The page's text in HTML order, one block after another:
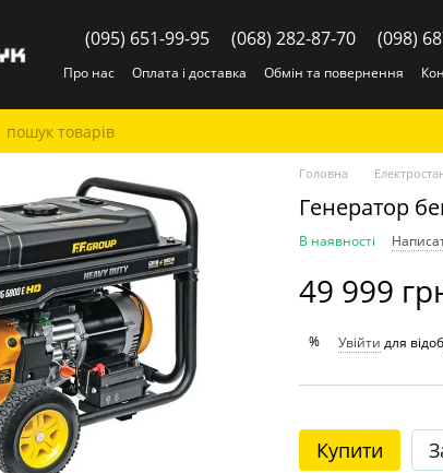
(095) 651-99-95 (068) 282-87-70 (098)
Про нас
Оплата і доставка Обмін та повернення
Головна
Генератор
В наявності
49 999
% Увійти для
Купити